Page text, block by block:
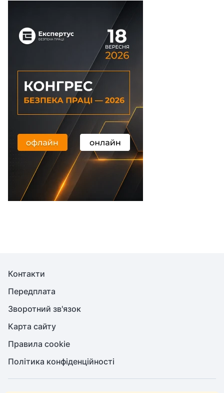
Контакти
Передплата
Зворотний зв'язок
Карта сайту
Правила cookie
Політика конфіденційності